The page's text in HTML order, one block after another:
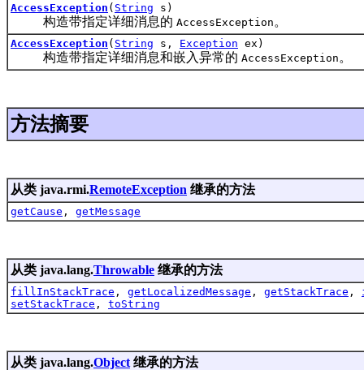
AccessException ( String s)
构造带指定详细消息的 AccessException 。
AccessException ( String s, Exception ex)
构造带指定详细消息和嵌入异常的 AccessException 。
方法摘要
从类 java.rmi.RemoteException 继承的方法
getCause , getMessage
从类 java.lang.Throwable 继承的方法
fillInStackTrace , getLocalizedMessage , getStackTrace ,
setStackTrace , toString
从类 java.lang.Object 继承的方法